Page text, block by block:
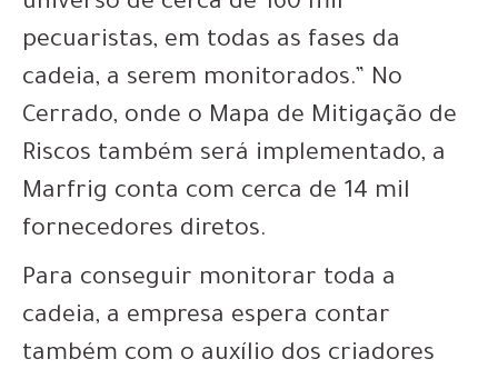
pecuaristas, em todas as fases da
cadeia, a serem monitorados.” No
Cerrado, onde o Mapa de Mitigação de
Riscos também será implementado, a
Marfrig conta com cerca de 14 mil
fornecedores diretos.
Para conseguir monitorar toda a
cadeia, a empresa espera contar
também com o auxílio dos criadores